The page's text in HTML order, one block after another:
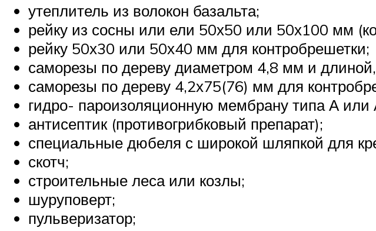
утеплитель из волокон базальта;
рейку из сосны или ели 50х50 или 50х100 мм
рейку 50х30 или 50х40 мм для контробрешетки;
саморезы по дереву диаметром 4,8 мм и
саморезы по дереву 4,2х75(76) мм для
гидро- пароизоляционную мембрану типа А
антисептик (противогрибковый препарат);
специальные дюбеля с широкой шляпкой для
скотч;
строительные леса или козлы;
шуруповерт;
пульверизатор;